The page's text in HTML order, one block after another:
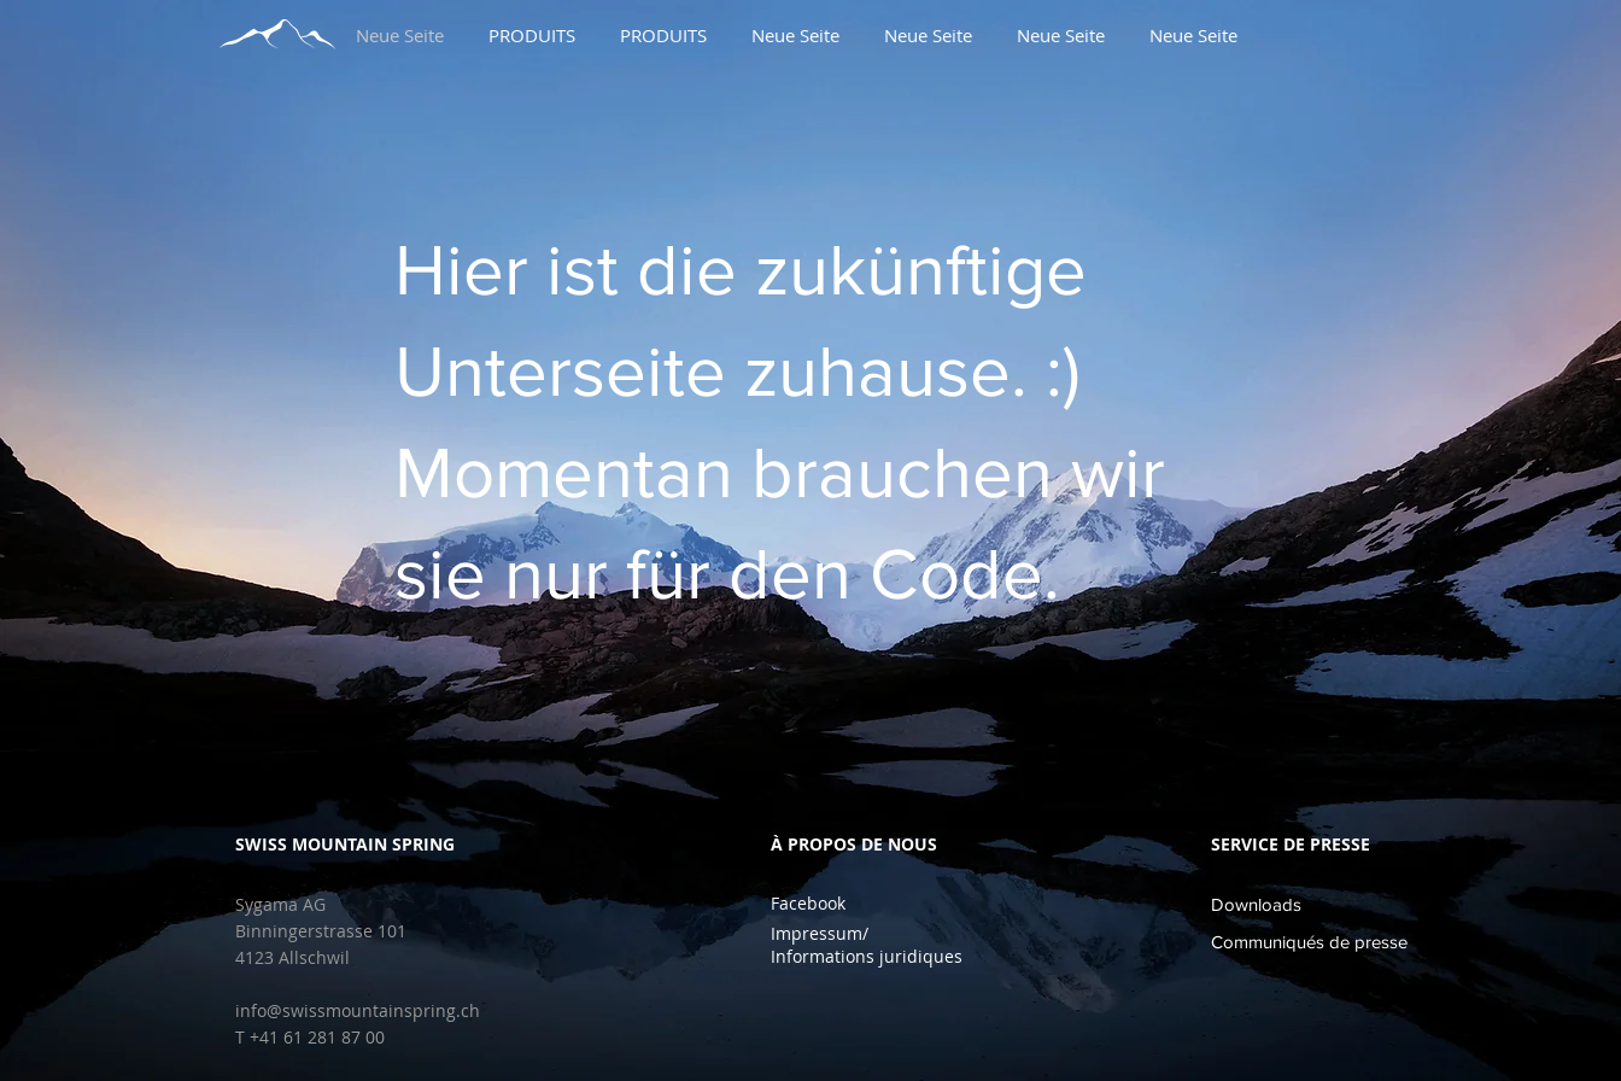
Neue Seite PRODUITS PRODUITS Neue Seite Neue Seite Neue Seite Neue Seite
Hier ist die zukünftige
Unterseite zuhause. :)
Momentan brauchen wir
sie nur für den Code.
SWISS MOUNTAIN SPRING
Sygama AG
Binningerstrasse 101
4123 Allschwil
info@swissmountainspring.ch
T +41 61 281 87 00
À PROPOS DE NOUS
Facebook
Impressum/
Informations juridiques
SERVICE DE PRESSE
Downloads
Communiqués de presse